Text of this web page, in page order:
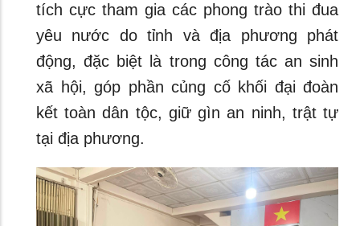
tích cực tham gia các phong trào thi đua
yêu nước do tỉnh và địa phương phát
động, đặc biệt là trong công tác an sinh
xã hội, góp phần củng cố khối đại đoàn
kết toàn dân tộc, giữ gìn an ninh, trật tự
tại địa phương.